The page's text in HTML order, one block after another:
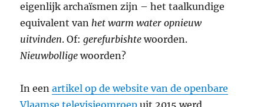
eigenlijk archaïsmen zijn – het taalkundige
equivalent vanhet warm water opnieuw
uitvinden. Of:gerefurbishte woorden.
Nieuwbollige woorden?
In eenartikel op de website van de openbare